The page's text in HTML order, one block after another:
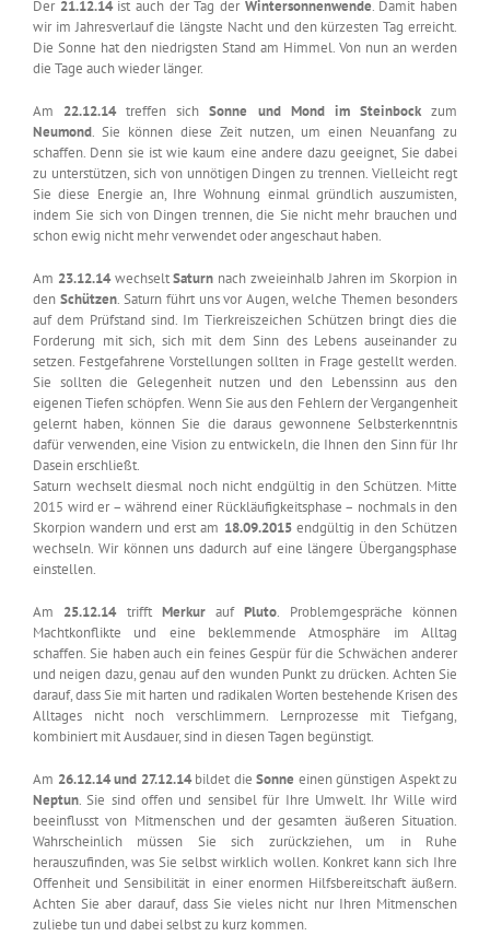
Der 21.12.14ist auch der Tag der Wintersonnenwende. Damit haben
wir im Jahresverlauf die längste Nacht und den kürzesten Tag erreicht.
Die Sonne hat den niedrigsten Stand am Himmel. Von nun an werden
die Tage auch wieder länger.
Am 22.12.14treffen sichSonne und Mond im Steinbockzum
Neumond. Sie können diese Zeit nutzen, um einen Neuanfang zu
schaffen. Denn sie ist wie kaum eine andere dazu geeignet, Sie dabei
zu unterstützen, sich von unnötigen Dingen zu trennen. Vielleicht regt
Sie diese Energie an, Ihre Wohnung einmal gründlich auszumisten,
indem Sie sich von Dingen trennen, die Sie nicht mehr brauchen und
schon ewig nicht mehr verwendet oder angeschaut haben.
Am 23.12.14wechseltSaturn nach zweieinhalb Jahren im Skorpion in
den Schützen. Saturn führt uns vor Augen, welche Themen besonders
auf dem Prüfstand sind. Im Tierkreiszeichen Schützen bringt dies die
Forderung mit sich, sich mit dem Sinn des Lebens auseinander zu
setzen. Festgefahrene Vorstellungen sollten in Frage gestellt werden.
Sie sollten die Gelegenheit nutzen und den Lebenssinn aus den
eigenen Tiefen schöpfen. Wenn Sie aus den Fehlern der Vergangenheit
gelernt haben, können Sie die daraus gewonnene Selbsterkenntnis
dafür verwenden, eine Vision zu entwickeln, die Ihnen den Sinn für Ihr
Dasein erschließt.
Saturn wechselt diesmal noch nicht endgültig in den Schützen. Mitte
2015 wird er – während einer Rückläufigkeitsphase – nochmals in den
Skorpion wandern und erst am 18.09.2015endgültig in den Schützen
wechseln. Wir können uns dadurch auf eine längere Übergangsphase
einstellen.
Am 25.12.14trifft MerkuraufPluto. Problemgespräche können
Machtkonflikte und eine beklemmende Atmosphäre im Alltag
schaffen. Sie haben auch ein feines Gespür für die Schwächen anderer
und neigen dazu, genau auf den wunden Punkt zu drücken. Achten Sie
darauf, dass Sie mit harten und radikalen Worten bestehende Krisen des
Alltages nicht noch verschlimmern. Lernprozesse mit Tiefgang,
kombiniert mit Ausdauer, sind in diesen Tagen begünstigt.
Am 26.12.14 und 27.12.14bildet die Sonne einen günstigen Aspekt zu
Neptun. Sie sind offen und sensibel für Ihre Umwelt. Ihr Wille wird
beeinflusst von Mitmenschen und der gesamten äußeren Situation.
Wahrscheinlich müssen Sie sich zurückziehen, um in Ruhe
herauszufinden, was Sie selbst wirklich wollen. Konkret kann sich Ihre
Offenheit und Sensibilität in einer enormen Hilfsbereitschaft äußern.
Achten Sie aber darauf, dass Sie vieles nicht nur Ihren Mitmenschen
zuliebe tun und dabei selbst zu kurz kommen.